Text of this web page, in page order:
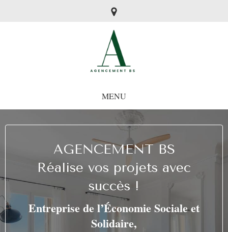
MENU
AGENCEMENT BS
Réalise vos projets avec
succès !
Entreprise de l’Économie Sociale et
Solidaire,